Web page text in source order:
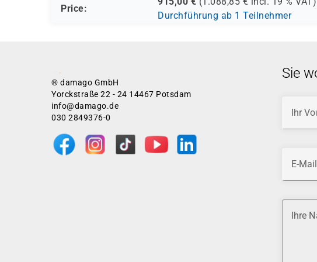
Price:
Durchführung ab 1 Teilnehmer
® damago GmbH
Yorckstraße 22 - 24 14467 Potsdam
info@damago.de
030 2849376-0
Sie
Ihr
E-Mail
Ihre